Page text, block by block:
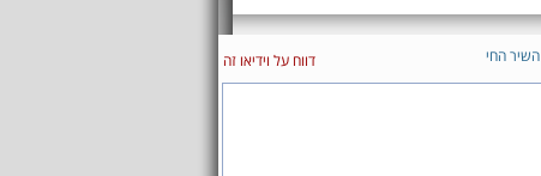
השיר החי דווח על וידיאו זה